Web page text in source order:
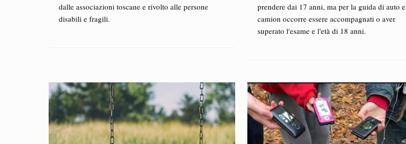
dalle associazioni toscane e rivolto alle persone
disabili e fragili.
prendere dai 17 anni, ma per la guida di auto e
camion occorre essere accompagnati o aver
superato l'esame e l'età di 18 anni.